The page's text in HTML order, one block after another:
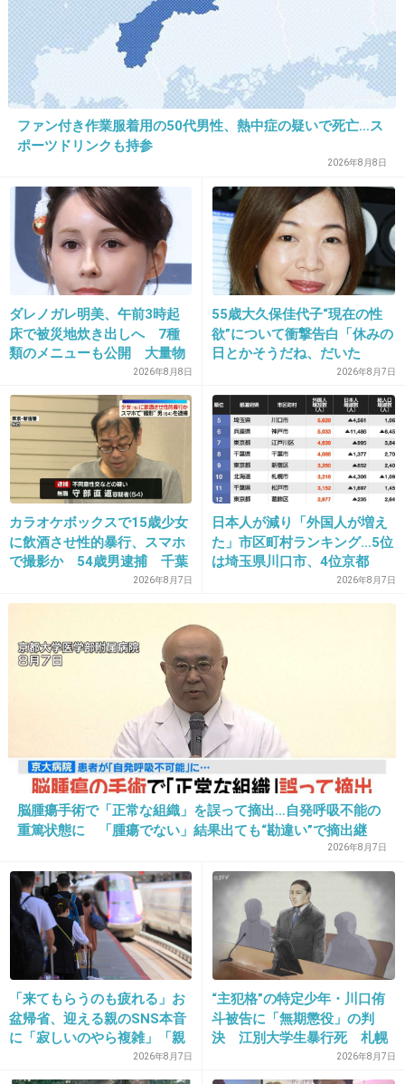
14. 匿名 2013/09/21(土) 00:09:01
ちょっとおいしそうだしｗ
+66 -2
15. 匿名 2013/09/21(土) 00:09:21
マルタイラーメン美味しい*\(^o^)/*
今度このレシピ試してみよ
+63 -1
16. 匿名2013/09/21(土) 00:09:33
さんまのまんま観てたけど、料理作っている時
イキイキしてたわ。
+97 -3
さっそくつくレポ投稿してる人がいる！ｗ
+69
18. 匿名 2013/09/21(土) 00:09:39
どーでもいいけど、クックﾊﾟｯﾄﾞ憧れてたとか
可愛すぎる
偽名でやればいいものを、
本名でやるとこが可愛いｗｗ
+167 -4
ファン付き作業服着用の50代男性、熱中症の疑いで死亡…ス
ポーツドリンクも持参
2026年8月8日
ダレノガレ明美、午前3時起
床で被災地炊き出しへ 7種
類のメニューも公開 大量物
2026年8月8日
55歳大久保佳代子“現在の性
欲”について衝撃告白「休みの
日とかそうだね、だいた
2026年8月7日
カラオケボックスで15歳少女
に飲酒させ性的暴行、スマホ
で撮影か 54歳男逮捕 千葉
2026年8月7日
日本人が減り「外国人が増え
た」市区町村ランキング…5位
は埼玉県川口市、4位京都
市、ではトップ3は？2026年8月7日
脳腫瘍手術で「正常な組織」を誤って摘出…自発呼吸不能の
重篤状態に 「腫瘍でない」結果出ても“勘違い”で摘出継
続 通常の生活送っていた患者が手足も動かず 京大病院
2026年8月7日
「来てもらうのも疲れる」お
盆帰省、迎える親のSNS本音
に「寂しいのやら複雑」「親
孝行だと思っていたのに」
2026年8月7日
“主犯格”の特定少年・川口侑
斗被告に「無期懲役」の判
決 江別大学生暴行死 札幌
2026年8月7日